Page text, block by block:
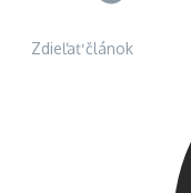
Zdieľať článok